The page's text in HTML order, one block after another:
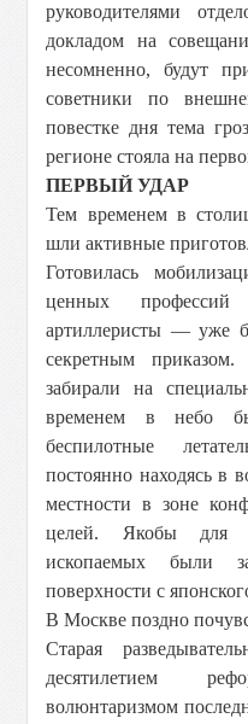
руководителями
докладом на
несомненно, будут
советники по
повестке дня тема
регионе стояла на
ПЕРВЫЙ УДАР
Тем временем в
шли активные
Готовилась
ценных
артиллеристы — уже
секретным
забирали на
временем в небо
беспилотные
постоянно находясь в
местности в зоне
целей. Якобы для
ископаемых были
поверхности с
В Москве поздно
Старая
десятилетием
волюнтаризмом